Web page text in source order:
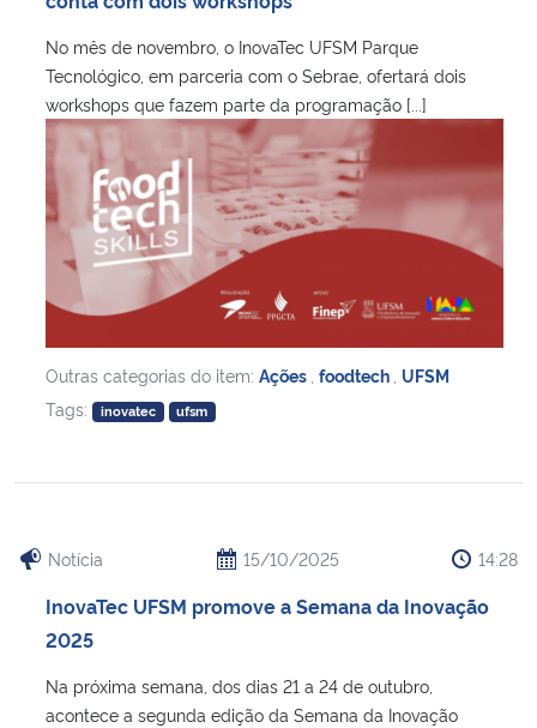
No mês de novembro, o InovaTec UFSM Parque
Tecnológico, em parceria com o Sebrae, ofertará dois
workshops que fazem parte da programação [...]
Outras categorias do item: Ações foodtech UFSM
Tags:
inovatec ufsm
Notícia 15/10/2025 14:28
InovaTec UFSM promove a Semana da Inovação
2025
Na próxima semana, dos dias 21 a 24 de outubro,
acontece a segunda edição da Semana da Inovação